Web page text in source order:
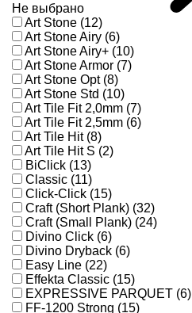
Не выбрано
Art Stone (12)
Art Stone Airy (6)
Art Stone Airy+ (10)
Art Stone Armor (7)
Art Stone Opt (8)
Art Stone Std (10)
Art Tile Fit 2,0mm (7)
Art Tile Fit 2,5mm (6)
Art Tile Hit (8)
Art Tile Hit S (2)
BiClick (13)
Classic (11)
Click-Click (15)
Craft (Short Plank) (32)
Craft (Small Plank) (24)
Divino Click (6)
Divino Dryback (6)
Easy Line (22)
Effekta Classic (15)
EXPRESSIVE PARQUET (6)
FF-1200 Strong (15)